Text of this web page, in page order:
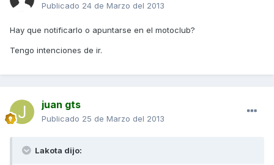
Publicado 24 de Marzo del 2013
Hay que notificarlo o apuntarse en el motoclub?
Tengo intenciones de ir.
juan gts
Publicado 25 de Marzo del 2013
Lakota dijo: